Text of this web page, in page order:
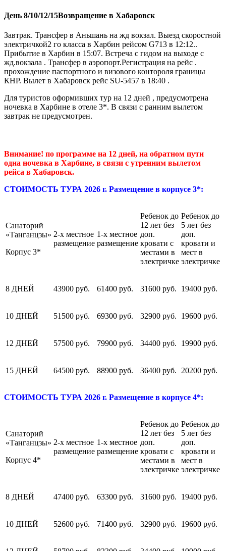
День 8/10/12/15Возвращение в Хабаровск
Завтрак. Трансфер в Аньшань на жд вокзал. Выезд скоростной
электричкой2 го класса в Харбин рейсом G713 в 12:12..
Прибытие в Харбин в 15:07. Встреча с гидом на выходе с
жд.вокзала . Трансфер в аэропорт.Регистрация на рейс .
прохождение паспортного и визового контороля границы
КНР. Вылет в Хабаровск рейс SU-5457 в 18:40 .
Для туристов оформивших тур на 12 дней , предусмотрена
ночевка в Харбине в отеле 3*. В связи с ранним вылетом
завтрак не предусмотрен.
Внимание! по программе на 12 дней, на обратном пути
одна ночевка в Харбине, в связи с утренним вылетом
рейса в Хабаровск.
СТОИМОСТЬ ТУРА 2026 г. Размещение в корпусе 3*:
Санаторий
«Танганцзы»
Корпус 3*
2-х местное
размещение
1-х местное
размещение
Ребенок до
12 лет без
доп.
кровати с
местами в
электричке
Ребенок до
5 лет без
доп.
кровати и
мест в
электричке
8 ДНЕЙ 43900 руб. 61400 руб. 31600 руб. 19400 руб.
10 ДНЕЙ 51500 руб. 69300 руб. 32900 руб. 19600 руб.
12 ДНЕЙ 57500 руб. 79900 руб. 34400 руб. 19900 руб.
15 ДНЕЙ 64500 руб. 88900 руб. 36400 руб. 20200 руб.
СТОИМОСТЬ ТУРА 2026 г. Размещение в корпусе 4*:
Санаторий
«Танганцзы»
Корпус 4*
2-х местное
размещение
1-х местное
размещение
Ребенок до
12 лет без
доп.
кровати с
местами в
электричке
Ребенок до
5 лет без
доп.
кровати и
мест в
электричке
8 ДНЕЙ 47400 руб. 63300 руб. 31600 руб. 19400 руб.
10 ДНЕЙ 52600 руб. 71400 руб. 32900 руб. 19600 руб.